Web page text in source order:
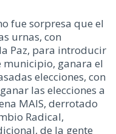
fue sorpresa que el
urnas, con
Paz, para introducir
municipio, ganara el
elecciones, con
las elecciones a
MAIS, derrotado
Radical,
de la gente